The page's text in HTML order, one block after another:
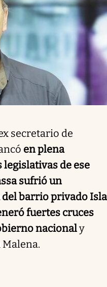
secretario de
en plena
de ese
sufrió un
del barrio privado Isla
fuertes cruces
nacionaly